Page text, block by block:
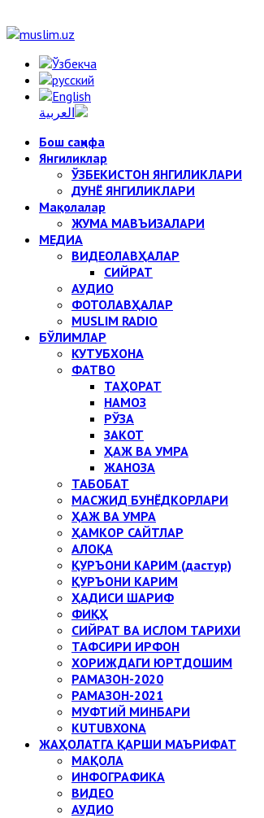
Бош саҳифа
Янгиликлар
ЎЗБЕКИСТОН ЯНГИЛИКЛАРИ
ДУНЁ ЯНГИЛИКЛАРИ
Мақолалар
ЖУМА МАВЪИЗАЛАРИ
МЕДИА
ВИДЕОЛАВҲАЛАР
СИЙРАТ
АУДИО
ФОТОЛАВҲАЛАР
MUSLIM RADIO
БЎЛИМЛАР
КУТУБХОНА
ФАТВО
ТАҲОРАТ
НАМОЗ
РЎЗА
ЗАКОТ
ҲАЖ ВА УМРА
ЖАНОЗА
ТАБОБАТ
МАСЖИД БУНЁДКОРЛАРИ
ҲАЖ ВА УМРА
ҲАМКОР САЙТЛАР
АЛОҚА
ҚУРЪОНИ КАРИМ (дастур)
ҚУРЪОНИ КАРИМ
ҲАДИСИ ШАРИФ
ФИҚҲ
СИЙРАТ ВА ИСЛОМ ТАРИХИ
ТАФСИРИ ИРФОН
ХОРИЖДАГИ ЮРТДОШИМ
РАМАЗОН-2020
РАМАЗОН-2021
МУФТИЙ МИНБАРИ
KUTUBXONA
ЖАҲОЛАТГА ҚАРШИ МАЪРИФАТ
МАҚОЛА
ИНФОГРАФИКА
ВИДЕО
АУДИО